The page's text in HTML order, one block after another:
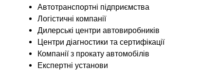
Автотранспортні підприємства
Логістичні компанії
Дилерські центри автовиробників
Центри діагностики та сертифікації
Компанії з прокату автомобілів
Експертні установи